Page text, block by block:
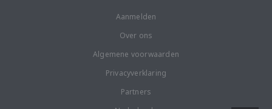
Aanmelden
Over ons
Algemene voorwaarden
Privacyverklaring
Partners